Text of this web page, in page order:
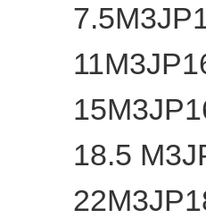
7.5
11
15
18.5
22